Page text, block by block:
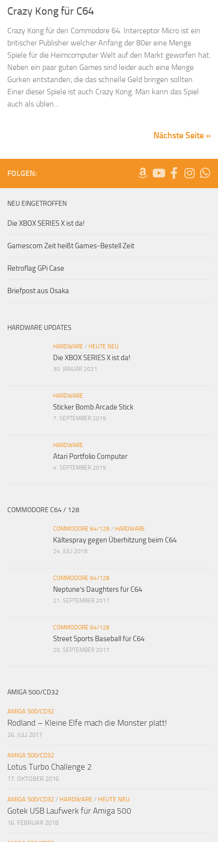
Crazy Kong für C64
Crazy Kong für den Commodore 64. Interceptor Micro ist ein
britischer Publisher welcher Anfang der 80er eine Menge
Spiele für die Heimcomputer Welt auf den Markt geworfen hat.
Neben ein paar guten Games sind leider auch eine Menge
Gurken entstanden, die das schnelle Geld bringen sollten.
Einer dieser Spiele ist auch Crazy Kong. Man kann das Spiel
auch als üblen...
Nächste Seite »
FOLGEN:
NEU EINGETROFFEN
Die XBOX SERIES X ist da!
Gamescom Zeit heißt Games-Bestell Zeit
Retroflag GPi Case
Briefpost aus Osaka
HARDWARE UPDATES
HARDWARE / HEUTE NEU
Die XBOX SERIES X ist da!
30. JANUAR 2021
HARDWARE
Sticker Bomb Arcade Stick
7. SEPTEMBER 2019
HARDWARE
Atari Portfolio Computer
4. SEPTEMBER 2019
COMMODORE C64 / 128
COMMODORE 64/128 / HARDWARE
Kältespray gegen Überhitzung beim C64
24. JULI 2018
COMMODORE 64/128
Neptune’s Daughters für C64
21. SEPTEMBER 2017
COMMODORE 64/128
Street Sports Baseball für C64
20. SEPTEMBER 2017
AMIGA 500/CD32
AMIGA 500/CD32
Rodland – Kleine Elfe mach die Monster platt!
26. JULI 2017
AMIGA 500/CD32
Lotus Turbo Challenge 2
17. OKTOBER 2016
AMIGA 500/CD32 / HARDWARE / HEUTE NEU
Gotek USB Laufwerk für Amiga 500
16. FEBRUAR 2018